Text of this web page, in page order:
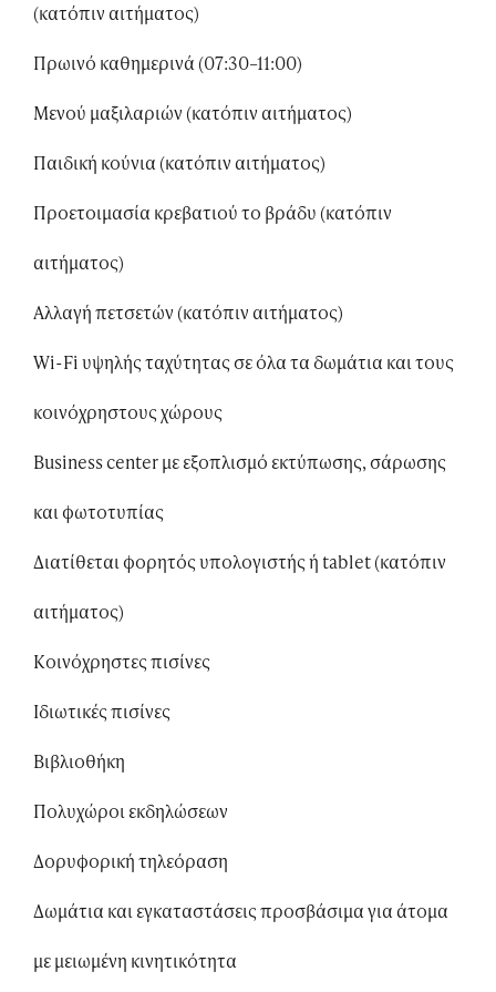
(κατόπιν αιτήματος)
Πρωινό καθημερινά (07:30–11:00)
Μενού μαξιλαριών (κατόπιν αιτήματος)
Παιδική κούνια (κατόπιν αιτήματος)
Προετοιμασία κρεβατιού το βράδυ (κατόπιν
αιτήματος)
Αλλαγή πετσετών (κατόπιν αιτήματος)
Wi-Fi υψηλής ταχύτητας σε όλα τα δωμάτια και τους
κοινόχρηστους χώρους
Business center με εξοπλισμό εκτύπωσης, σάρωσης
και φωτοτυπίας
Διατίθεται φορητός υπολογιστής ή tablet (κατόπιν
αιτήματος)
Κοινόχρηστες πισίνες
Ιδιωτικές πισίνες
Βιβλιοθήκη
Πολυχώροι εκδηλώσεων
Δορυφορική τηλεόραση
Δωμάτια και εγκαταστάσεις προσβάσιμα για άτομα
με μειωμένη κινητικότητα